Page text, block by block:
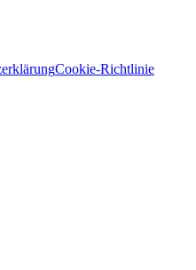
Cookie-Richtlinie